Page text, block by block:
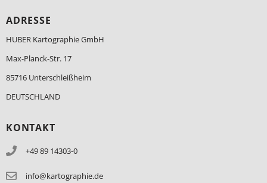
ADRESSE
HUBER Kartographie GmbH
Max-Planck-Str. 17
85716 Unterschleißheim
DEUTSCHLAND
KONTAKT
+49 89 14303-0
info@kartographie.de